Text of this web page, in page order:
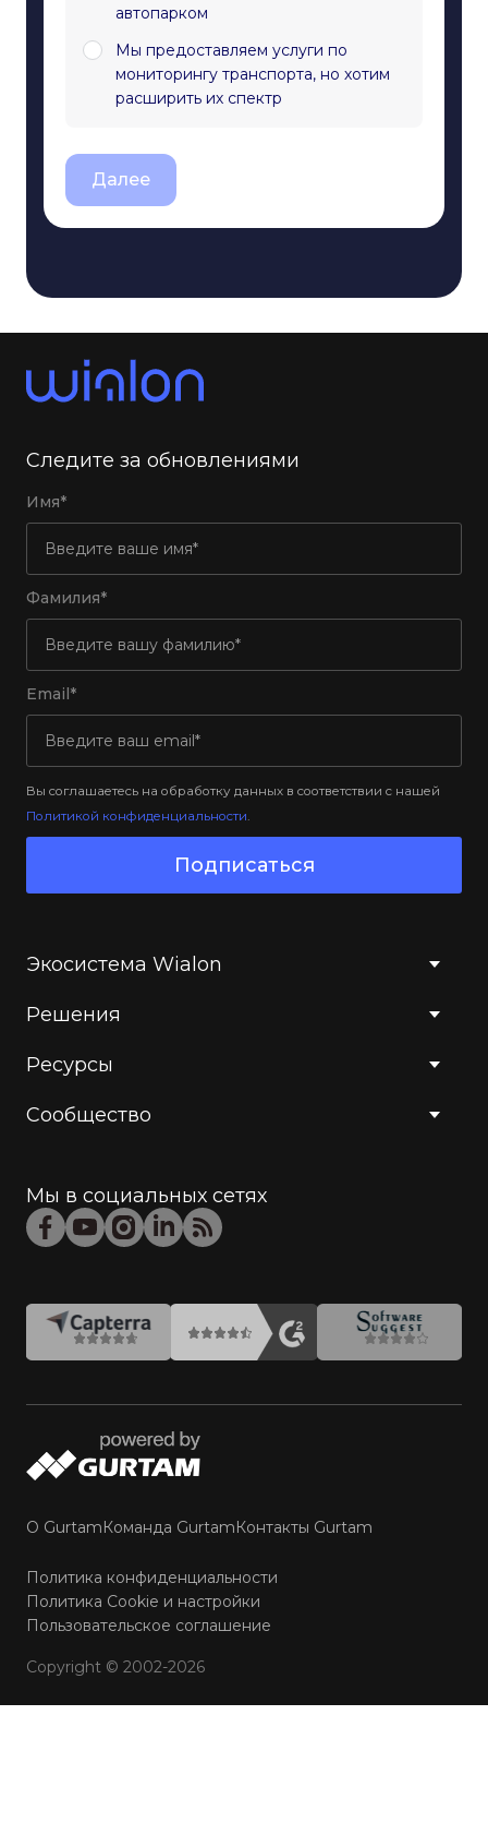
автопарком
Мы предоставляем услуги по
мониторингу транспорта, но хотим
расширить их спектр
Далее
Следите за обновлениями
Имя*
Фамилия*
Email*
Вы соглашаетесь на обработку данных в соответствии с нашей
Политикой конфиденциальности.
Подписаться
Экосистема Wialon
Решения
Ресурсы
Сообщество
Мы в социальных сетях
О Gurtam Команда Gurtam Контакты Gurtam
Политика конфиденциальности
Политика Cookie и настройки
Пользовательское соглашение
Copyright © 2002-2026